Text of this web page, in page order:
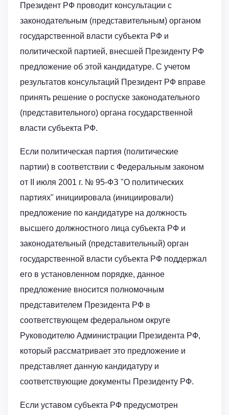
Президент РФ проводит консультации с
законодательным (представительным) органом
государственной власти субъекта РФ и
политической партией, внесшей Президенту РФ
предложение об этой кандидатуре. С учетом
результатов консультаций Президент РФ вправе
принять решение о роспуске законодательного
(представительного) органа государственной
власти субъекта РФ.
Если политическая партия (политические
партии) в соответствии с Федеральным законом
от II июля 2001 г. № 95-ФЗ "О политических
партиях" инициировала (инициировали)
предложение по кандидатуре на должность
высшего должностного лица субъекта РФ и
законодательный (представительный) орган
государственной власти субъекта РФ поддержал
его в установленном порядке, данное
предложение вносится полномочным
представителем Президента РФ в
соответствующем федеральном округе
Руководителю Администрации Президента РФ,
который рассматривает это предложение и
представляет данную кандидатуру и
соответствующие документы Президенту РФ.
Если уставом субъекта РФ предусмотрен